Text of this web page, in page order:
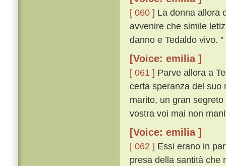
[ 060 ] La donna allora
avvenire che simile
danno e Tedaldo vivo. ”
[Voice: emilia ]
[ 061 ] Parve allora a
certa speranza del suo
marito, un gran
vostra voi mai non
[Voice: emilia ]
[ 062 ] Essi erano in
presa della santità che